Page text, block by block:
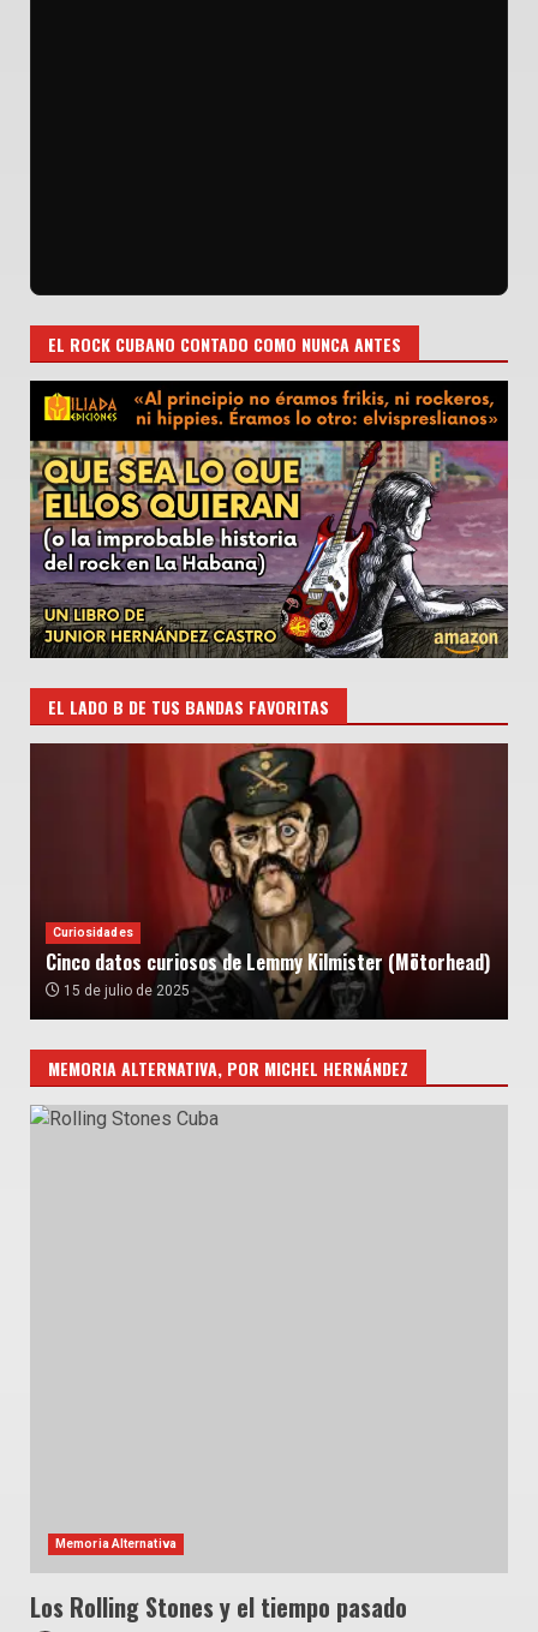
EL ROCK CUBANO CONTADO COMO NUNCA ANTES
EL LADO B DE TUS BANDAS FAVORITAS
Curiosidades
Cinco datos curiosos de Lemmy Kilmister (Mötorhead)
15 de julio de 2025
MEMORIA ALTERNATIVA, POR MICHEL HERNÁNDEZ
Memoria Alternativa
Los Rolling Stones y el tiempo pasado